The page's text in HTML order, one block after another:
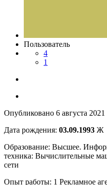
Пользователь
4
1
Опубликовано 6 августа 2021
Дата рождения: 03.09.1993 Ж
Образование: Высшее.
техника: Вычислительные
сети
Опыт работы: 1 Рекламное